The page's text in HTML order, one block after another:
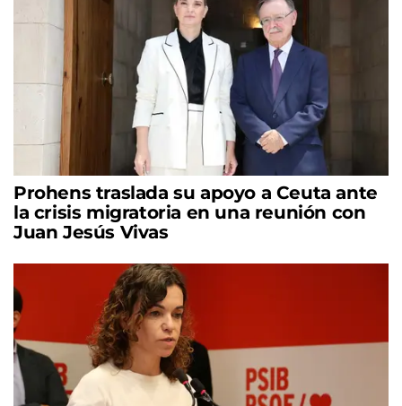
Prohens traslada su apoyo a Ceuta ante
la crisis migratoria en una reunión con
Juan Jesús Vivas